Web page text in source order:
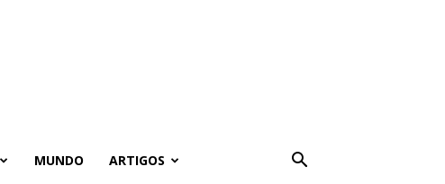
MUNDO ARTIGOS